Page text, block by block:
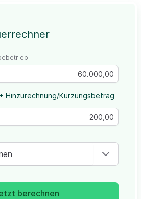
+ Hinzurechnung/Kürzungsbetrag
berechnen